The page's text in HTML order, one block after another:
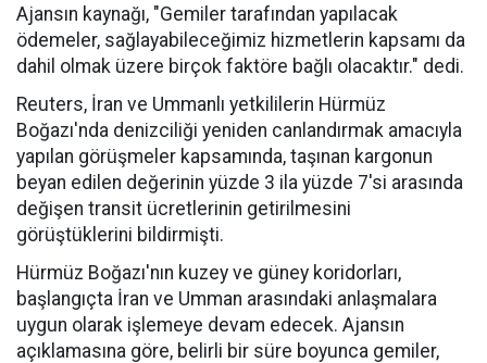
Ajansın kaynağı, "Gemiler tarafından yapılacak
ödemeler, sağlayabileceğimiz hizmetlerin kapsamı da
dahil olmak üzere birçok faktöre bağlı olacaktır." dedi.
Reuters, İran ve Ummanlı yetkililerin Hürmüz
Boğazı'nda denizciliği yeniden canlandırmak amacıyla
yapılan görüşmeler kapsamında, taşınan kargonun
beyan edilen değerinin yüzde 3 ila yüzde 7'si arasında
değişen transit ücretlerinin getirilmesini
görüştüklerini bildirmişti.
Hürmüz Boğazı'nın kuzey ve güney koridorları,
başlangıçta İran ve Umman arasındaki anlaşmalara
uygun olarak işlemeye devam edecek. Ajansın
açıklamasına göre, belirli bir süre boyunca gemiler,